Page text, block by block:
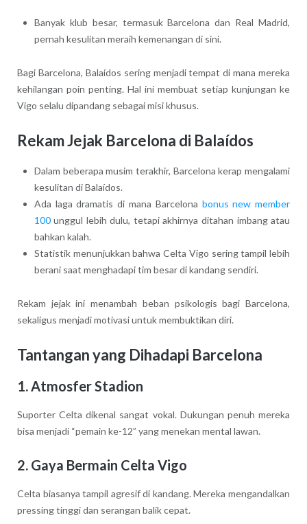
Banyak klub besar, termasuk Barcelona dan Real Madrid,
pernah kesulitan meraih kemenangan di sini.
Bagi Barcelona, Balaídos sering menjadi tempat di mana mereka
kehilangan poin penting. Hal ini membuat setiap kunjungan ke
Vigo selalu dipandang sebagai misi khusus.
Rekam Jejak Barcelona di Balaídos
Dalam beberapa musim terakhir, Barcelona kerap mengalami
kesulitan di Balaídos.
Ada laga dramatis di mana Barcelona bonus new member
100unggul lebih dulu, tetapi akhirnya ditahan imbang atau
bahkan kalah.
Statistik menunjukkan bahwa Celta Vigo sering tampil lebih
berani saat menghadapi tim besar di kandang sendiri.
Rekam jejak ini menambah beban psikologis bagi Barcelona,
sekaligus menjadi motivasi untuk membuktikan diri.
Tantangan yang Dihadapi Barcelona
1.Atmosfer Stadion
Suporter Celta dikenal sangat vokal. Dukungan penuh mereka
bisa menjadi “pemain ke-12” yang menekan mental lawan.
2. Gaya Bermain Celta Vigo
Celta biasanya tampil agresif di kandang. Mereka mengandalkan
pressing tinggi dan serangan balik cepat.